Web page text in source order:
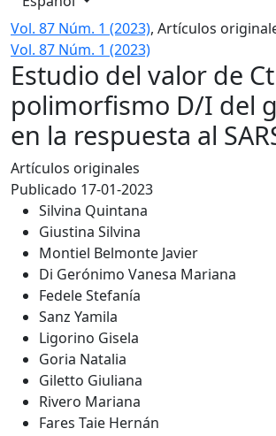
Vol. 87 Núm. 1 (2023), Artículos
Vol. 87 Núm. 1 (2023)
Estudio del valor de
polimorfismo D/I del
en la respuesta al
Artículos originales
Publicado 17-01-2023
Silvina Quintana
Giustina Silvina
Montiel Belmonte Javier
Di Gerónimo Vanesa Mariana
Fedele Stefanía
Sanz Yamila
Ligorino Gisela
Goria Natalia
Giletto Giuliana
Rivero Mariana
Fares Taie Hernán